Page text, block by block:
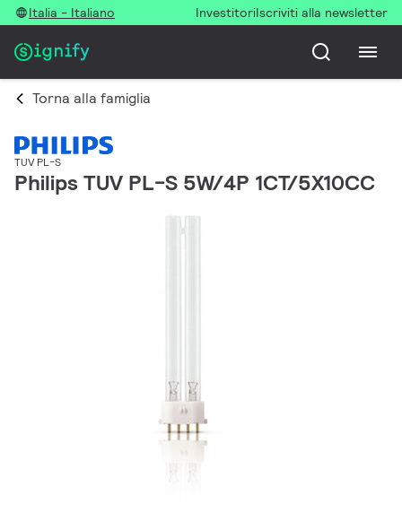
Italia - Italiano InvestitoriIscriviti alla newsletter
Torna alla famiglia
TUV PL-S
Philips TUV PL-S 5W/4P 1CT/5X10CC